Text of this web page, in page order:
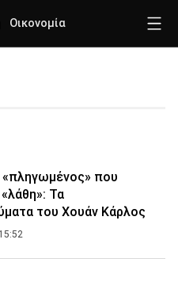
Οικονομία
«πληγωμένος» που
Τα
του Χουάν Κάρλος